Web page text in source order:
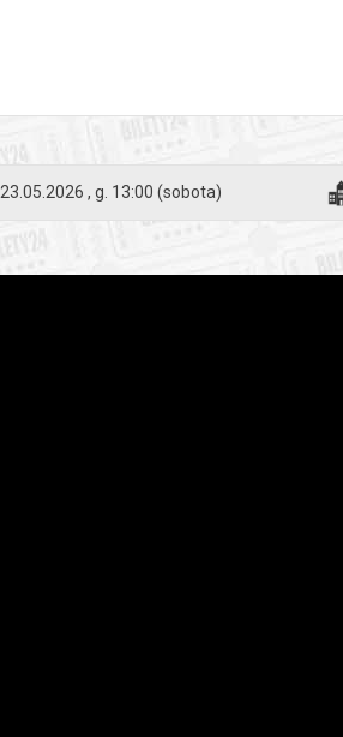
23.05.2026 , g. 13:00 (sobota)